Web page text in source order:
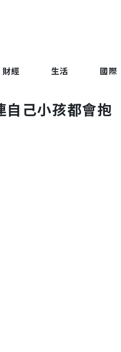
財經 生活 國際
自己小孩都會抱